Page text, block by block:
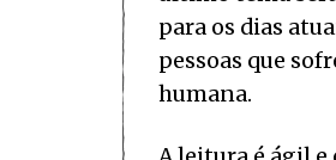
para os dias
pessoas que
humana.